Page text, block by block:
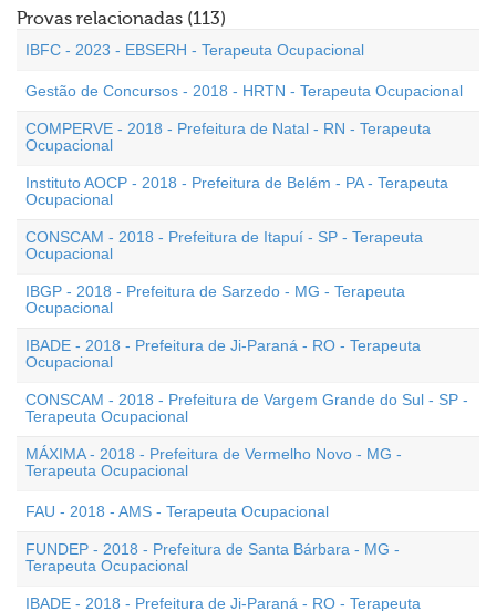
Provas relacionadas (113)
IBFC - 2023 - EBSERH - Terapeuta Ocupacional
Gestão de Concursos - 2018 - HRTN - Terapeuta Ocupacional
COMPERVE - 2018 - Prefeitura de Natal - RN - Terapeuta
Ocupacional
Instituto AOCP - 2018 - Prefeitura de Belém - PA - Terapeuta
Ocupacional
CONSCAM - 2018 - Prefeitura de Itapuí - SP - Terapeuta
Ocupacional
IBGP - 2018 - Prefeitura de Sarzedo - MG - Terapeuta
Ocupacional
IBADE - 2018 - Prefeitura de Ji-Paraná - RO - Terapeuta
Ocupacional
CONSCAM - 2018 - Prefeitura de Vargem Grande do Sul - SP -
Terapeuta Ocupacional
MÁXIMA - 2018 - Prefeitura de Vermelho Novo - MG -
Terapeuta Ocupacional
FAU - 2018 - AMS - Terapeuta Ocupacional
FUNDEP - 2018 - Prefeitura de Santa Bárbara - MG -
Terapeuta Ocupacional
IBADE - 2018 - Prefeitura de Ji-Paraná - RO - Terapeuta